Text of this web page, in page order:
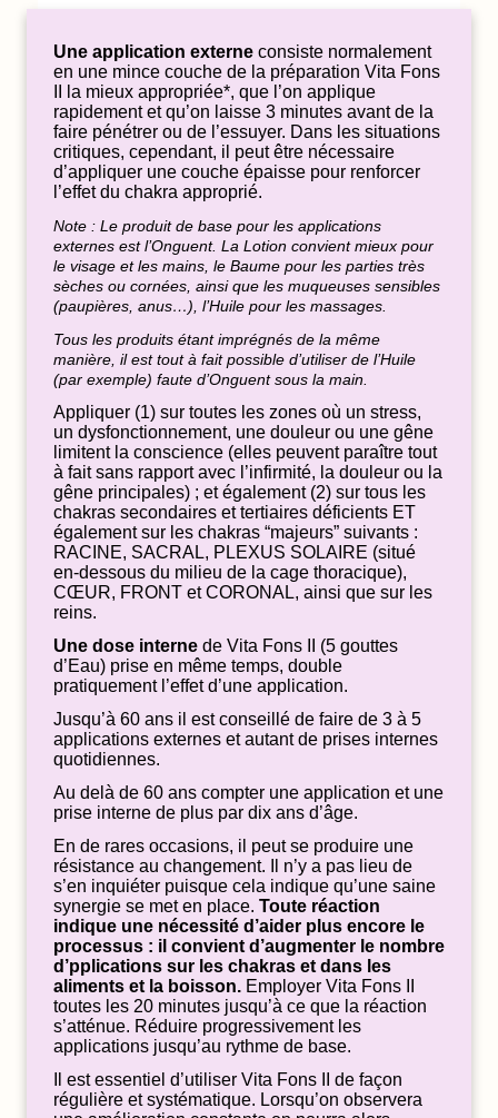
Une application externe consiste normalement
en une mince couche de la préparation Vita Fons
II la mieux appropriée*, que l’on applique
rapidement et qu’on laisse 3 minutes avant de la
faire pénétrer ou de l’essuyer. Dans les situations
critiques, cependant, il peut être nécessaire
d’appliquer une couche épaisse pour renforcer
l’effet du chakra approprié.
Note : Le produit de base pour les applications
externes est l’Onguent. La Lotion convient mieux pour
le visage et les mains, le Baume pour les parties très
sèches ou cornées, ainsi que les muqueuses sensibles
(paupières, anus…), l’Huile pour les massages.
Tous les produits étant imprégnés de la même
manière, il est tout à fait possible d’utiliser de l’Huile
(par exemple) faute d’Onguent sous la main.
Appliquer (1) sur toutes les zones où un stress,
un dysfonctionnement, une douleur ou une gêne
limitent la conscience (elles peuvent paraître tout
à fait sans rapport avec l’infirmité, la douleur ou la
gêne principales) ; et également (2) sur tous les
chakras secondaires et tertiaires déficients ET
également sur les chakras “majeurs” suivants :
RACINE, SACRAL, PLEXUS SOLAIRE (situé
en-dessous du milieu de la cage thoracique),
CŒUR, FRONT et CORONAL, ainsi que sur les
reins.
Une dose interne de Vita Fons II (5 gouttes
d’Eau) prise en même temps, double
pratiquement l’effet d’une application.
Jusqu’à 60 ans il est conseillé de faire de 3 à 5
applications externes et autant de prises internes
quotidiennes.
Au delà de 60 ans compter une application et une
prise interne de plus par dix ans d’âge.
En de rares occasions, il peut se produire une
résistance au changement. Il n’y a pas lieu de
s’en inquiéter puisque cela indique qu’une saine
synergie se met en place. Toute réaction
indique une nécessité d’aider plus encore le
processus : il convient d’augmenter le nombre
d’pplications sur les chakras et dans les
aliments et la boisson. Employer Vita Fons II
toutes les 20 minutes jusqu’à ce que la réaction
s’atténue. Réduire progressivement les
applications jusqu’au rythme de base.
Il est essentiel d’utiliser Vita Fons II de façon
régulière et systématique. Lorsqu’on observera